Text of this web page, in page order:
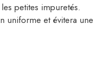
petites impuretés.
uniforme et évitera une